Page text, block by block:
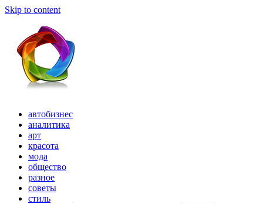
Skip to content
автобизнес
аналитика
арт
красота
мода
общество
разное
советы
стиль